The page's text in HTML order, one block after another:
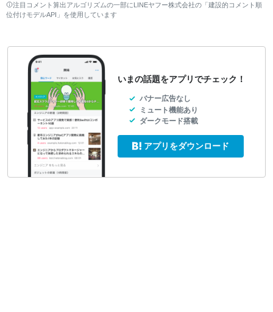
注目コメント算出アルゴリズムの一部にLINEヤフー株式会社の「建設的コメント順
位付けモデルAPI」を使用しています
いまの話題をアプリでチェック！
バナー広告なし
ミュート機能あり
ダークモード搭載
アプリをダウンロード